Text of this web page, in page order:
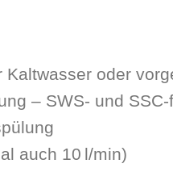
oder
– SWS- und SSC-
auch 10 l/min)